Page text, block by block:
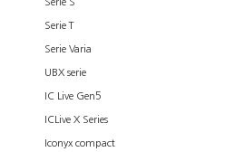
Serie S
Serie T
Serie Varia
UBX serie
IC Live Gen5
ICLive X Series
Iconyx compact